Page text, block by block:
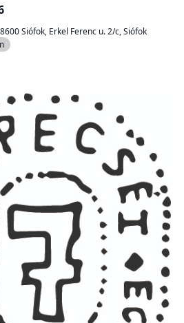
8600 Siófok, Erkel Ferenc u. 2/c, Siófok